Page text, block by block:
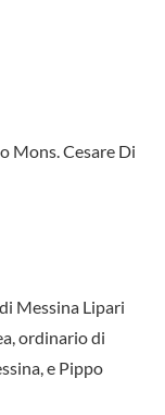
Mons. Cesare Di
Messina Lipari
ordinario di
e Pippo